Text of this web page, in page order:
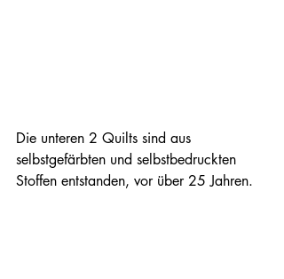
Die unteren 2 Quilts sind aus
selbstgefärbten und selbstbedruckten
Stoffen entstanden, vor über 25 Jahren.